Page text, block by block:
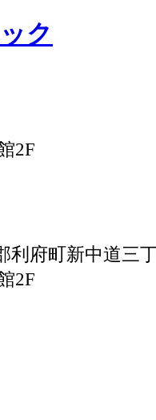
2F
利府町新中道三
2F